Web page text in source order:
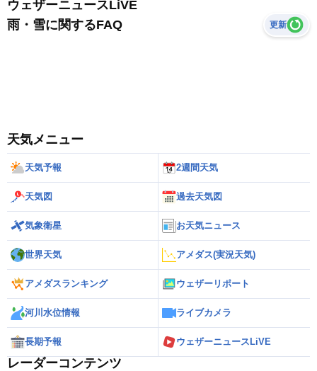
ウェザーニュースLiVE
雨・雪に関するFAQ
更新
天気メニュー
天気予報 2週間天気
天気図 過去天気図
気象衛星 お天気ニュース
世界天気 アメダス(実況天気)
アメダスランキング ウェザーリポート
河川水位情報 ライブカメラ
長期予報 ウェザーニュースLiVE
レーダーコンテンツ